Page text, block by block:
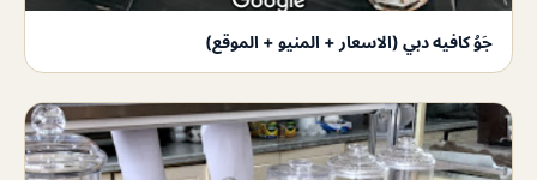
جَوُ كافيه دبي (الاسعار + المنيو + الموقع)